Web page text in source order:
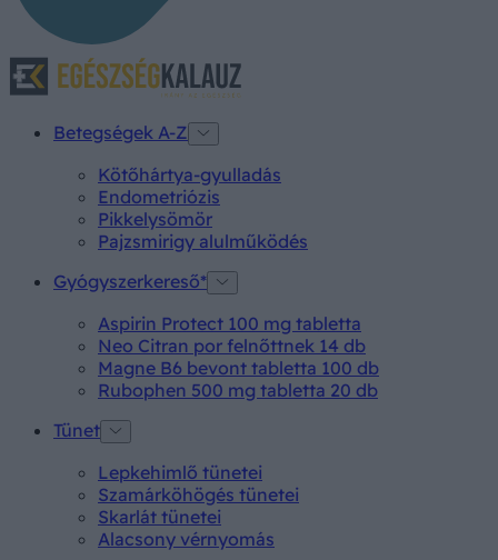
Betegségek A-Z
Kötőhártya-gyulladás
Endometriózis
Pikkelysömör
Pajzsmirigy alulműködés
Gyógyszerkereső*
Aspirin Protect 100 mg tabletta
Neo Citran por felnőttnek 14 db
Magne B6 bevont tabletta 100 db
Rubophen 500 mg tabletta 20 db
Tünet
Lepkehimlő tünetei
Szamárköhögés tünetei
Skarlát tünetei
Alacsony vérnyomás